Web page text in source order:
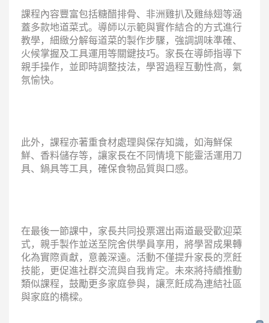
課程內容豐富包括糖醋排骨、非洲雞扒及雞絲翅等涵
蓋多款地道菜式。導師以示範與實作結合的方式進行
教學，細緻分解每道菜的製作步驟，強調調味準確、
火候掌握及工具運用等關鍵技巧。家長在導師指導下
親手操作，並即時調整技法，學習過程互動性高，氣
氛愉快。
此外，課程亦著重食材處理與保存知識，如海鮮保
鮮、香料儲存等，讓家長在不同情境下能靈活運用刀
具、鍋具等工具，確保食物品質與口感。
在最後一節課中，家長共同投票選出兩道最受歡迎菜
式，親手製作並送至院舍供學員享用，將學習成果轉
化為實際貢獻，意義深遠。活動不僅提升家長的烹飪
技能，更促進社群交流與自我肯定。未來將持續推動
類似課程，鼓勵更多家庭參與，讓烹飪成為連結社區
與家庭的橋樑。